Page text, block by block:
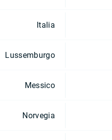
Italia
Lussemburgo
Messico
Norvegia